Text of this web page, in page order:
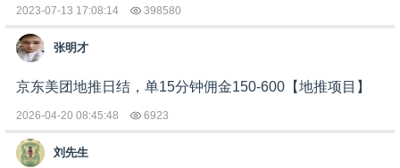
2023-07-13 17:08:14 398580
张明才
京东美团地推日结，单15分钟佣金150-600【地推项目】
2026-04-20 08:45:48 6923
刘先生